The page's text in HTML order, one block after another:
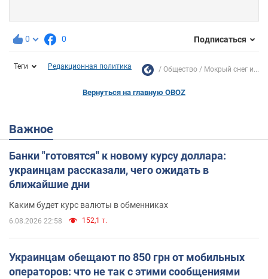
0 0 Подписаться
Теги Редакционная политика Общество Мокрый снег и...
Вернуться на главную OBOZ
Важное
Банки "готовятся" к новому курсу доллара:
украинцам рассказали, чего ожидать в
ближайшие дни
Каким будет курс валюты в обменниках
6.08.2026 22:58 152,1 т.
Украинцам обещают по 850 грн от мобильных
операторов: что не так с этими сообщениями